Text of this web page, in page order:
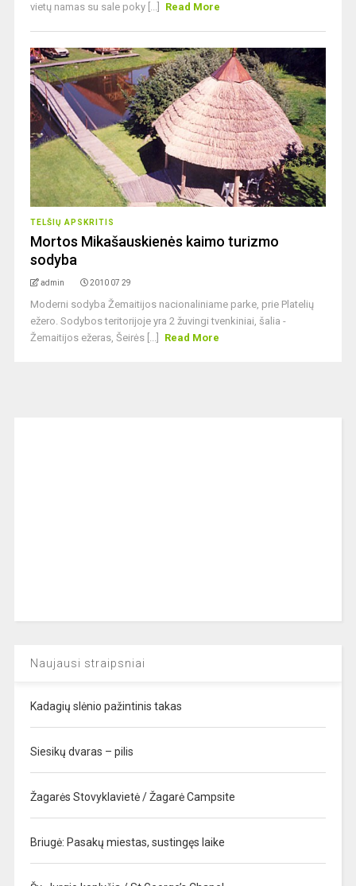
vietų namas su sale poky [...]
Read More
TELŠIŲ APSKRITIS
Mortos Mikašauskienės kaimo turizmo
sodyba
admin 2010 07 29
Moderni sodyba Žemaitijos nacionaliniame parke, prie Platelių
ežero. Sodybos teritorijoje yra 2 žuvingi tvenkiniai, šalia -
Žemaitijos ežeras, Šeirės [...]
Read More
Naujausi straipsniai
Kadagių slėnio pažintinis takas
Siesikų dvaras – pilis
Žagarės Stovyklavietė / Žagarė Campsite
Briugė: Pasakų miestas, sustingęs laike